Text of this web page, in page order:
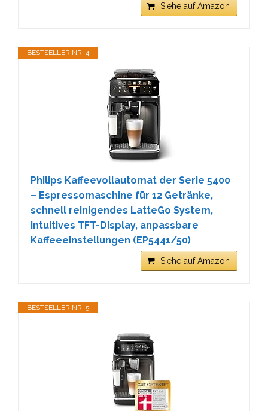
Siehe auf Amazon
BESTSELLER NR. 4
Philips Kaffeevollautomat der Serie 5400
– Espressomaschine für 12 Getränke,
schnell reinigendes LatteGo System,
intuitives TFT-Display, anpassbare
Kaffeeeinstellungen (EP5441/50)
Siehe auf Amazon
BESTSELLER NR. 5